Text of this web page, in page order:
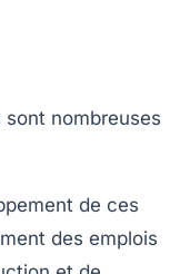
nombreuses
de ces
des emplois